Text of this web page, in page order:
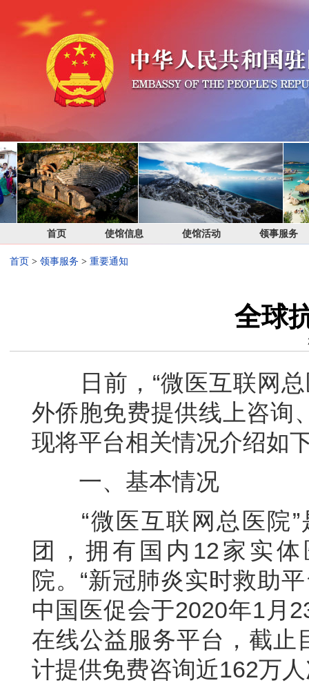
首页 使馆信息 使馆活动 领事服务
首页 > 领事服务 > 重要通知
全球
日前，“微医互联网总
外侨胞免费提供线上咨询
现将平台相关情况介绍如
一、基本情况
“微医互联网总医院”
团，拥有国内12家实
院。“新冠肺炎实时救助
中国医促会于2020年1月
在线公益服务平台，截止
计提供免费咨询近162万